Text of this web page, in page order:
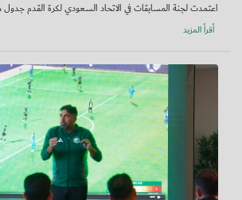
اعتمدت لجنة المسابقات في الاتحاد السعودي لكرة القدم جدول
أقرأ المزيد